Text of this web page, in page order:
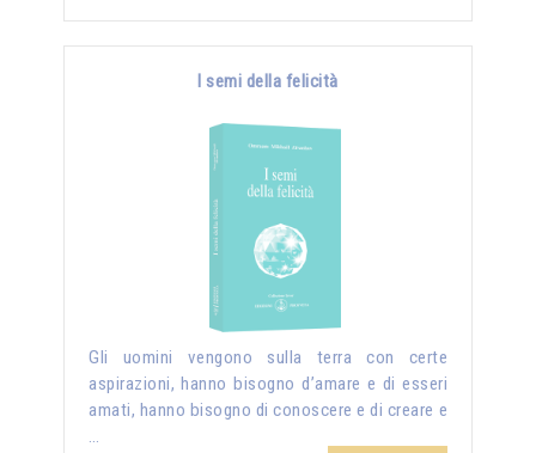
I semi della felicità
Gli uomini vengono sulla terra con certe
aspirazioni, hanno bisogno d’amare e di esseri
amati, hanno bisogno di conoscere e di creare e
…